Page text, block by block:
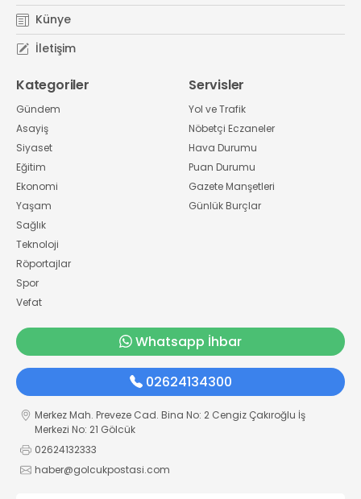
Künye
İletişim
Kategoriler
Gündem
Asayiş
Siyaset
Eğitim
Ekonomi
Yaşam
Sağlık
Teknoloji
Röportajlar
Spor
Vefat
Servisler
Yol ve Trafik
Nöbetçi Eczaneler
Hava Durumu
Puan Durumu
Gazete Manşetleri
Günlük Burçlar
Whatsapp İhbar
02624134300
Merkez Mah. Preveze Cad. Bina No: 2 Cengiz Çakıroğlu İş
Merkezi No: 21 Gölcük
02624132333
haber@golcukpostasi.com